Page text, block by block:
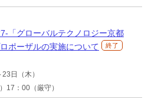
「グローバルテクノロジー京都
ポーザルの実施について
終了
日（木）
17：00（厳守）